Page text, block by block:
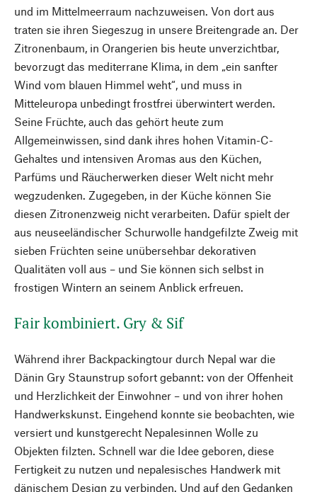
und im Mittelmeerraum nachzuweisen. Von dort aus
traten sie ihren Siegeszug in unsere Breitengrade an. Der
Zitronenbaum, in Orangerien bis heute unverzichtbar,
bevorzugt das mediterrane Klima, in dem „ein sanfter
Wind vom blauen Himmel weht“, und muss in
Mitteleuropa unbedingt frostfrei überwintert werden.
Seine Früchte, auch das gehört heute zum
Allgemeinwissen, sind dank ihres hohen Vitamin-C-
Gehaltes und intensiven Aromas aus den Küchen,
Parfüms und Räucherwerken dieser Welt nicht mehr
wegzudenken. Zugegeben, in der Küche können Sie
diesen Zitronenzweig nicht verarbeiten. Dafür spielt der
aus neuseeländischer Schurwolle handgefilzte Zweig mit
sieben Früchten seine unübersehbar dekorativen
Qualitäten voll aus – und Sie können sich selbst in
frostigen Wintern an seinem Anblick erfreuen.
Fair kombiniert. Gry & Sif
Während ihrer Backpackingtour durch Nepal war die
Dänin Gry Staunstrup sofort gebannt: von der Offenheit
und Herzlichkeit der Einwohner – und von ihrer hohen
Handwerkskunst. Eingehend konnte sie beobachten, wie
versiert und kunstgerecht Nepalesinnen Wolle zu
Objekten filzten. Schnell war die Idee geboren, diese
Fertigkeit zu nutzen und nepalesisches Handwerk mit
dänischem Design zu verbinden. Und auf den Gedanken